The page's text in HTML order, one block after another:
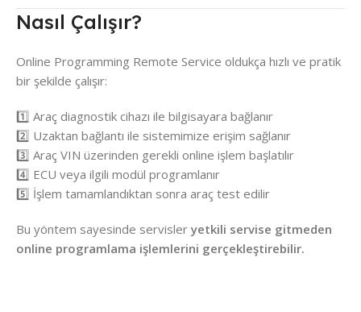
Nasıl Çalışır?
Online Programming Remote Service oldukça hızlı ve pratik
bir şekilde çalışır:
1️⃣ Araç diagnostik cihazı ile bilgisayara bağlanır
2️⃣ Uzaktan bağlantı ile sistemimize erişim sağlanır
3️⃣ Araç VIN üzerinden gerekli online işlem başlatılır
4️⃣ ECU veya ilgili modül programlanır
5️⃣ İşlem tamamlandıktan sonra araç test edilir
Bu yöntem sayesinde servisler yetkili servise gitmeden
online programlama işlemlerini gerçekleştirebilir.